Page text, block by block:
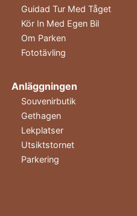
Guidad Tur Med Tåget
Kör In Med Egen Bil
Om Parken
Fototävling
Anläggningen
Souvenirbutik
Gethagen
Lekplatser
Utsiktstornet
Parkering